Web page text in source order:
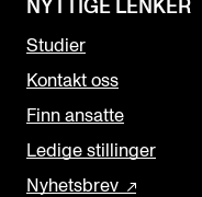
NYTTIGE LENKER
Studier
Kontakt oss
Finn ansatte
Ledige stillinger
Nyhetsbrev